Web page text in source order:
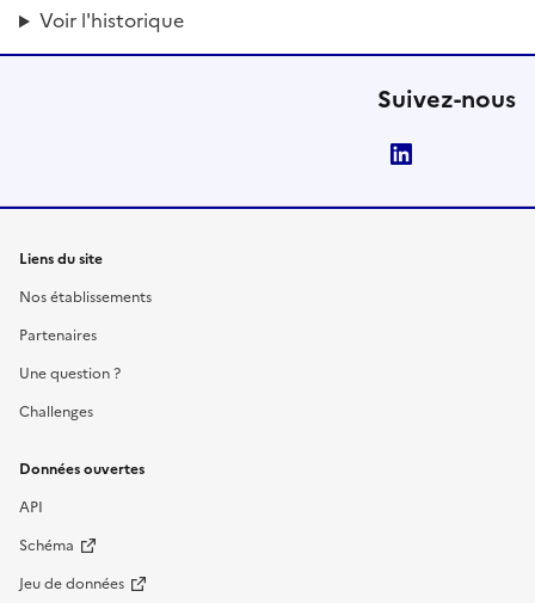
Voir l'historique
Suivez-nous
Liens du site
Nos établissements
Partenaires
Une question ?
Challenges
Données ouvertes
API
Schéma
Jeu de données